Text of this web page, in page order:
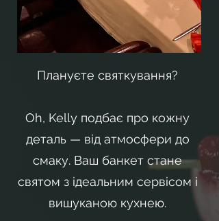
Плануєте святкування?
Oh, Kelly подбає про кожну
деталь — від атмосфери до
смаку. Ваш банкет стане
святом з ідеальним сервісом і
вишуканою кухнею.